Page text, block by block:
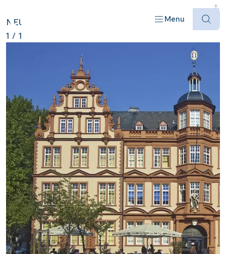
Menu
Offres
Destinations
Bateaux
Informations
Contact
NEU
1 / 1